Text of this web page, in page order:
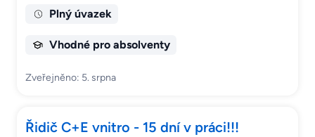
Plný úvazek
Vhodné pro absolventy
Zveřejněno: 5. srpna
Řidič C+E vnitro - 15 dní v práci!!!